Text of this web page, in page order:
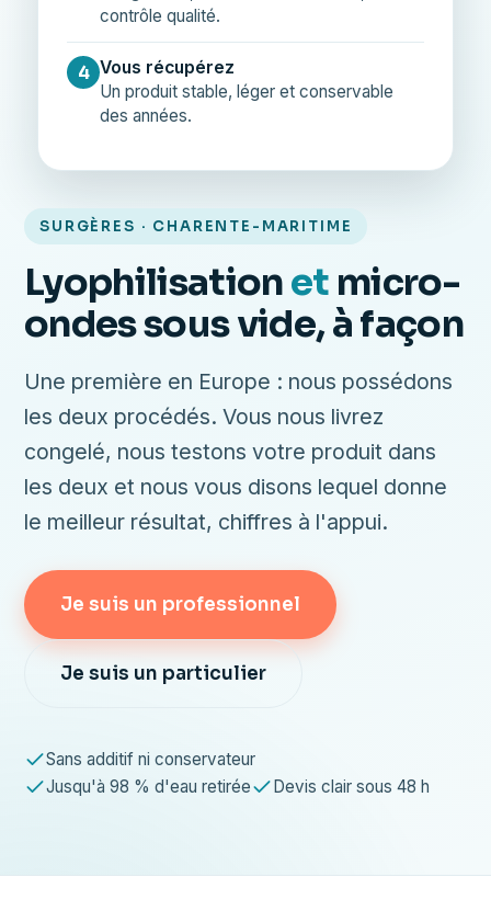
SURGÈRES · CHARENTE-MARITIME
Lyophilisationet micro-
ondes sous vide, à façon
Une première en Europe : nous possédons
les deux procédés. Vous nous livrez
congelé, nous testons votre produit dans
les deux et nous vous disons lequel donne
le meilleur résultat, chiffres à l'appui.
Je suis un professionnel
Je suis un particulier
Sans additif ni conservateur
Jusqu'à 98 % d'eau retirée
Devis clair sous 48 h
contrôle qualité.
4 Vous récupérez
Un produit stable, léger et conservable
des années.